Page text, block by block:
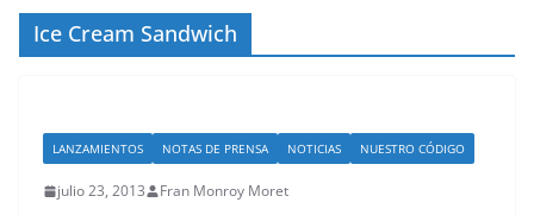
Ice Cream Sandwich
LANZAMIENTOS NOTAS DE PRENSA NOTICIAS NUESTRO CÓDIGO
julio 23, 2013 Fran Monroy Moret